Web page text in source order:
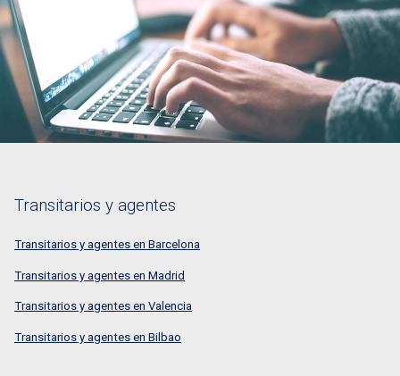
Transitarios y agentes
Transitarios y agentes en Barcelona
Transitarios y agentes en Madrid
Transitarios y agentes en Valencia
Transitarios y agentes en Bilbao